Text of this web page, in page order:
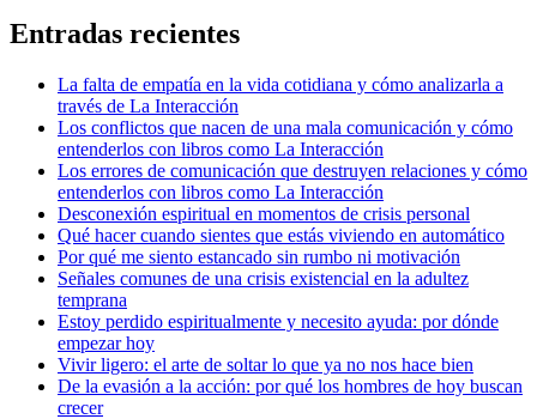
Entradas recientes
La falta de empatía en la vida cotidiana y cómo analizarla a
través de La Interacción
Los conflictos que nacen de una mala comunicación y cómo
entenderlos con libros como La Interacción
Los errores de comunicación que destruyen relaciones y cómo
entenderlos con libros como La Interacción
Desconexión espiritual en momentos de crisis personal
Qué hacer cuando sientes que estás viviendo en automático
Por qué me siento estancado sin rumbo ni motivación
Señales comunes de una crisis existencial en la adultez
temprana
Estoy perdido espiritualmente y necesito ayuda: por dónde
empezar hoy
Vivir ligero: el arte de soltar lo que ya no nos hace bien
De la evasión a la acción: por qué los hombres de hoy buscan
crecer